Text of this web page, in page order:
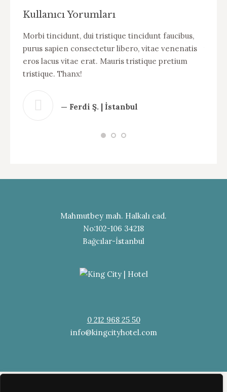
Kullanıcı Yorumları
Morbi tincidunt, dui tristique tincidunt faucibus,
purus sapien consectetur libero, vitae venenatis
eros lacus vitae erat. Mauris tristique pretium
tristique. Thanx!
— Ferdi Ş. | İstanbul
Mahmutbey mah. Halkalı cad.
No:102-106 34218
Bağcılar-İstanbul
0 212 968 25 50
info@kingcityhotel.com